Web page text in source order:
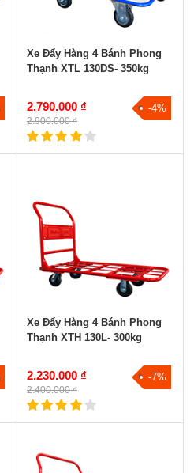
Xe Đẩy Hàng 4 Bánh Phong
Thạnh XTL 130DS- 350kg
2.790.000 ₫
2.900.000 ₫
-4%
Xe Đẩy Hàng 4 Bánh Phong
Thạnh XTH 130L- 300kg
2.230.000 ₫
2.400.000 ₫
-7%